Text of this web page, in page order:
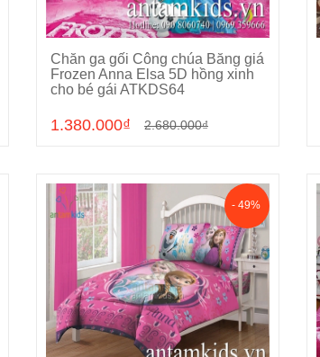
Chọn sản phẩm
Chăn ga gối Công chúa Băng giá
Frozen Anna Elsa 5D hồng xinh
cho bé gái ATKDS64
1.380.000₫ 2.680.000₫
- 49%